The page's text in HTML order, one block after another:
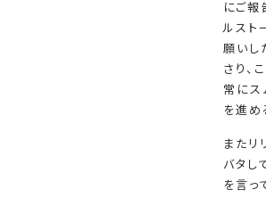
にご報
ルスト
願いし
さり、
常にス
を進め
またリ
バタし
を言っ